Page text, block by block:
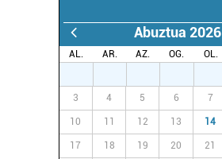
Abuztua 2026
AL. AR. AZ. OG. OL.
3 4 5 6 7
10 11 12 13 14
17 18 19 20 21